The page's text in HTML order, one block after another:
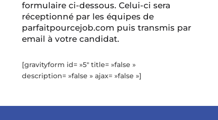
formulaire ci-dessous. Celui-ci sera
réceptionné par les équipes de
parfaitpourcejob.com puis transmis par
email à votre candidat.
[gravityform id= »5″ title= »false »
description= »false » ajax= »false »]